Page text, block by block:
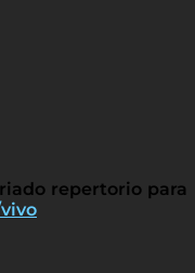
repertorio para